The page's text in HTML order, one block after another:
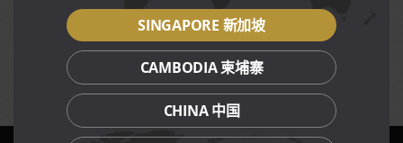
PGR 会员不可累积或使用 P$。
售完即止。
价格未包括消费税。
樂天集团保有权利更改促销的任何条规，恕不另行通知。
SINGAPORE 新加坡
CAMBODIA 柬埔寨
CHINA 中国